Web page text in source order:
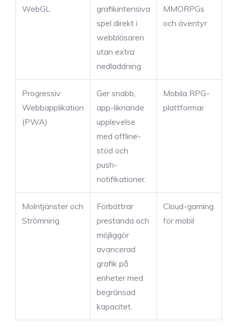
WebGL
grafikintensiva
spel direkt i
webbläsaren
utan extra
nedladdning.
MMORPGs
och äventyr
Progressiv
Webbapplikation
(PWA)
Ger snabb,
app-liknande
upplevelse
med offline-
stöd och
push-
notifikationer.
Mobila RPG-
plattformar
Molntjänster och
Strömning
Förbättrar
prestanda och
möjliggör
avancerad
grafik på
enheter med
begränsad
kapacitet.
Cloud-gaming
för mobil